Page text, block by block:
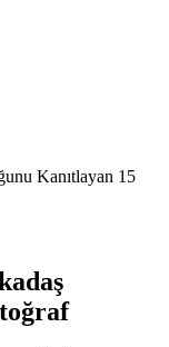
Kanıtlayan 15